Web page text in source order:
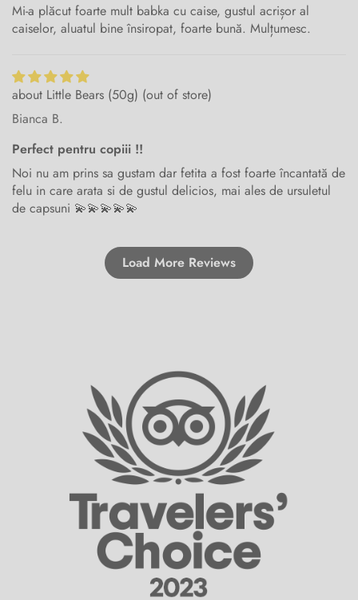
Mi-a plăcut foarte mult babka cu caise, gustul acrișor al
caiselor, aluatul bine însiropat, foarte bună. Mulțumesc.
Little Bears (50g)
Bianca B.
Perfect pentru copiii !!
Noi nu am prins sa gustam dar fetita a fost foarte încantată de
felu in care arata si de gustul delicios, mai ales de ursuletul
de capsuni 💫💫💫💫💫
Load More Reviews